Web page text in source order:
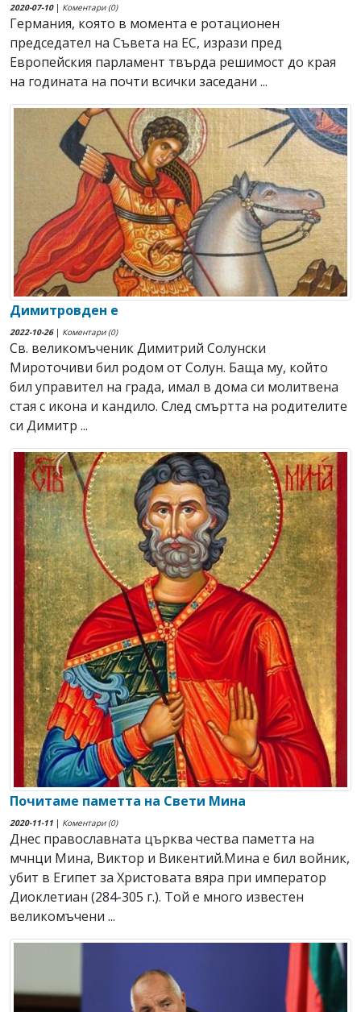
2020-07-10| Коментари (0)
Германия, която в момента е ротационен
председател на Съвета на ЕС, изрази пред
Европейския парламент твърда решимост до края
на годината на почти всички заседани ...
Димитровден е
2022-10-26| Коментари (0)
Св. великомъченик Димитрий Солунски
Мироточиви бил родом от Солун. Баща му, който
бил управител на града, имал в дома си молитвена
стая с икона и кандило. След смъртта на родителите
си Димитр ...
Почитаме паметта на Свети Мина
2020-11-11 | Коментари (0)
Днес православната църква чества паметта на
мчнци Мина, Виктор и Викентий.Мина е бил войник,
убит в Египет за Христовата вяра при император
Диоклетиан (284-305 г.). Той е много известен
великомъчени ...